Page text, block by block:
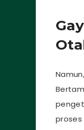
proses